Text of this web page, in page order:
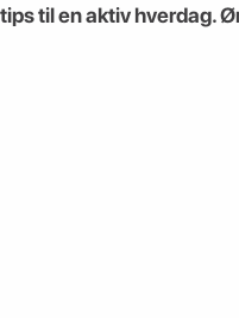
til en aktiv hverdag.